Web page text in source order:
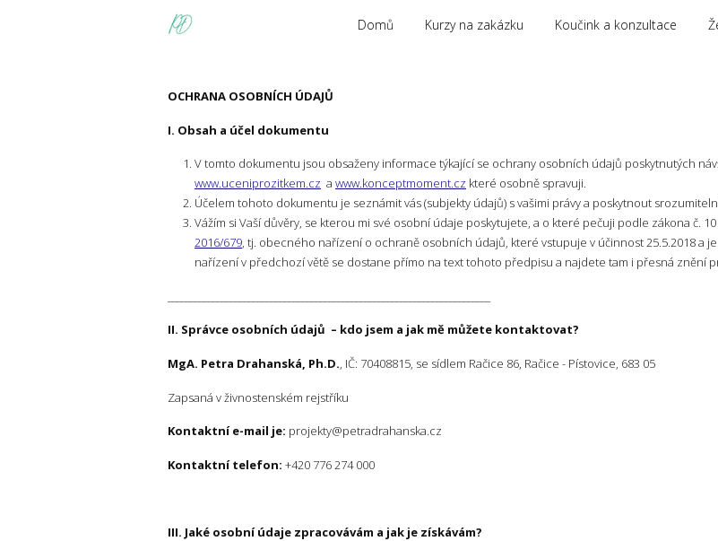
Domů Kurzy na zakázku Koučink a konzultace
OCHRANA OSOBNÍCH ÚDAJŮ
I. Obsah a účel dokumentu
V tomto dokumentu jsou obsaženy informace týkající se ochrany osobních údajů poskytnutých
www.uceniprozitkem.cz a www.konceptmoment.cz které osobně spravuji.
Účelem tohoto dokumentu je seznámit vás (subjekty údajů) s vašimi právy a poskytnout
Vážím si Vaší důvěry, se kterou mi své osobní údaje poskytujete, a o které pečuji podle zákona č.
2016/679, tj. obecného nařízení o ochraně osobních údajů, které vstupuje v účinnost 25.5.2018 a
nařízení v předchozí větě se dostane přímo na text tohoto předpisu a najdete tam i přesná znění
II. Správce osobních údajů – kdo jsem a jak mě můžete kontaktovat?
MgA. Petra Drahanská, Ph.D., IČ: 70408815, se sídlem Račice 86, Račice - Pístovice, 683 05
Zapsaná v živnostenském rejstříku
Kontaktní e-mail je: projekty@petradrahanska.cz
Kontaktní telefon: +420 776 274 000
III. Jaké osobní údaje zpracovávám a jak je získávám?